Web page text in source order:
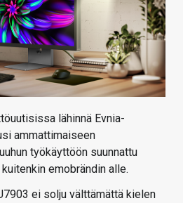
lähinnä Evnia-
ammattimaiseen
työkäyttöön suunnattu
emobrändin alle.
ei solju välttämättä kielen